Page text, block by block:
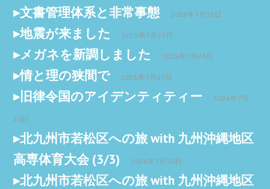
文書管理体系と非常事態 2026年7月31日
地震が来ました 2026年7月29日
メガネを新調しました 2026年7月26日
情と理の狭間で 2026年7月25日
旧律令国のアイデンティティー 2026年7月
20日
北九州市若松区への旅 with 九州沖縄地区
高専体育大会 (3/3)
2026年7月20日
北九州市若松区への旅 with 九州沖縄地区